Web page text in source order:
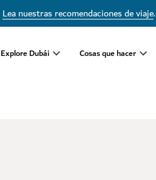
Lea nuestras recomendaciones de viaje.
Explore Dubái Cosas que hacer